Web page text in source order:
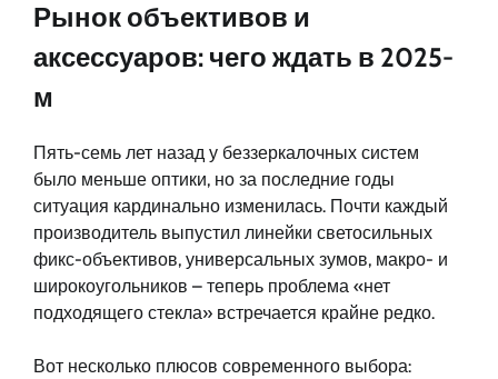
Рынок объективов и
аксессуаров: чего ждать в 2025-
м
Пять-семь лет назад у беззеркалочных систем
было меньше оптики, но за последние годы
ситуация кардинально изменилась. Почти каждый
производитель выпустил линейки светосильных
фикс-объективов, универсальных зумов, макро- и
широкоугольников – теперь проблема «нет
подходящего стекла» встречается крайне редко.
Вот несколько плюсов современного выбора: